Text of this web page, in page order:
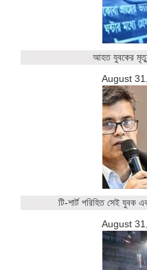
আহত যুবকের
August
টি-শার্ট পরিহিত সেই যুবক
August